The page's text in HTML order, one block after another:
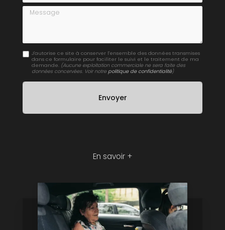
Message
J'autorise ce site à conserver l'ensemble des données transmises
dans ce formulaire pour faciliter le suivi et le traitement de ma
demande. (Aucune exploitation commerciale ne sera faite des
données concervées. Voir notre politique de confidentialité)
En savoir +